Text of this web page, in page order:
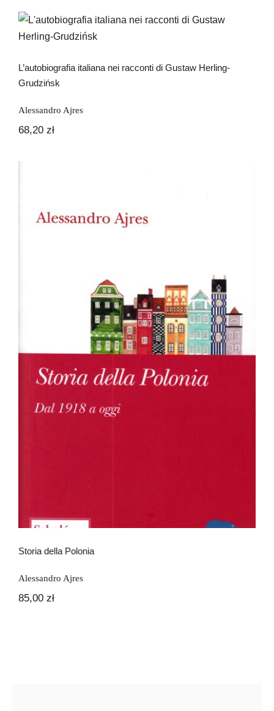
Kontakt
L’autobiografia italiana nei racconti di
Gustaw Herling-Grudzińsk
L’autobiografia italiana nei racconti di Gustaw Herling-
Grudzińsk
Alessandro Ajres
68,20 zł
Storia della Polonia
Storia della Polonia
Alessandro Ajres
85,00 zł